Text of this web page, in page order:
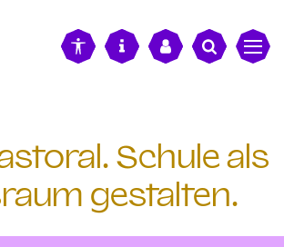
Schule als
gestalten.